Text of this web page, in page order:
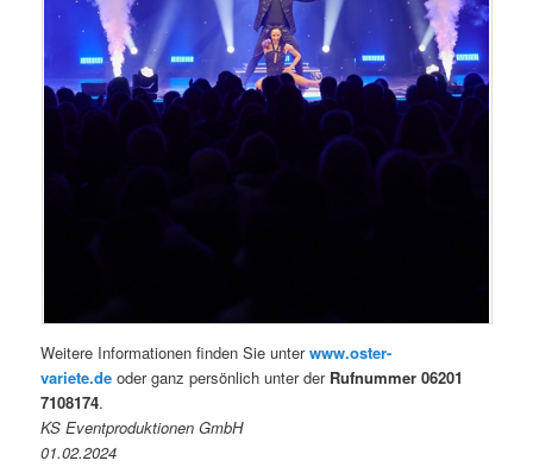
Weitere Informationen finden Sie unterwww.oster-
variete.de oder ganz persönlich unter der Rufnummer 06201
7108174.
KS Eventproduktionen GmbH
01.02.2024